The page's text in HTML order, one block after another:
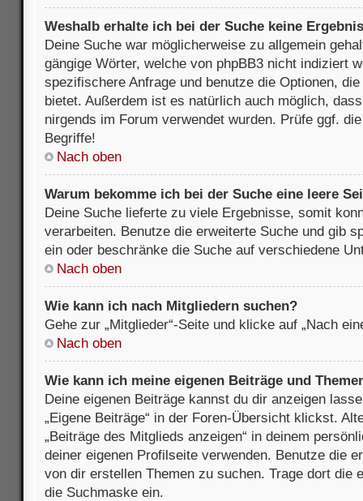
Weshalb erhalte ich bei der Suche keine
Deine Suche war möglicherweise zu allgemein
gängige Wörter, welche von phpBB3 nicht indiziert
spezifischere Anfrage und benutze die Optionen,
bietet. Außerdem ist es natürlich auch möglich,
nirgends im Forum verwendet wurden. Prüfe ggf.
Begriffe!
Nach oben
Warum bekomme ich bei der Suche eine leere
Deine Suche lieferte zu viele Ergebnisse, somit
verarbeiten. Benutze die erweiterte Suche und gib
ein oder beschränke die Suche auf verschiedene
Nach oben
Wie kann ich nach Mitgliedern suchen?
Gehe zur „Mitglieder“-Seite und klicke auf „Nach
Nach oben
Wie kann ich meine eigenen Beiträge und
Deine eigenen Beiträge kannst du dir anzeigen
„Eigene Beiträge“ in der Foren-Übersicht klickst.
„Beiträge des Mitglieds anzeigen“ in deinem
deiner eigenen Profilseite verwenden. Benutze die
von dir erstellen Themen zu suchen. Trage dort die
die Suchmaske ein.